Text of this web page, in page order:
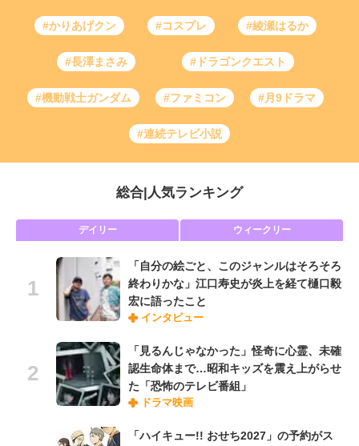
#かりあげクン #コスプレ #綾瀬はるか
#長澤まさみ #ドラゴンクエスト
#機動戦士ガンダム #ファミコン #月9ドラマ
#連続テレビ小説
総合 人気ランキング
デイリー ウィークリー
「自分の絵ごと、このジャンルはそろそろ
終わりかな」江口寿史が炎上を経て樋口毅
宏に語ったこと
インタビュー
「見るんじゃなかった」怪奇に心霊、未確
認生命体まで…昭和キッズを震え上がらせ
た「恐怖のテレビ番組」
ドラマ映画
「ハイキュー!! おせち2027」の予約がス